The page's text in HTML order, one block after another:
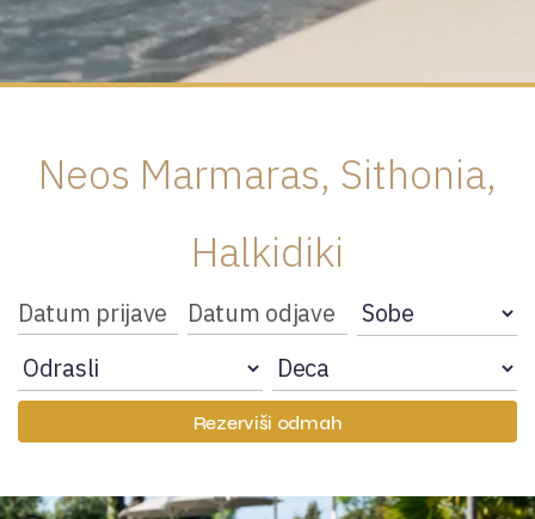
Neos Marmaras, Sithonia,
Halkidiki
Rezerviši odmah